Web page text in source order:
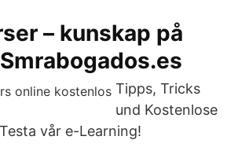
– kunskap på
Tipps, Tricks
und Kostenlose
vår e-Learning!